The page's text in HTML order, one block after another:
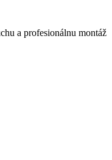
a profesionálnu montáž